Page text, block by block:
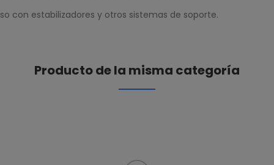
con estabilizadores y otros sistemas de soporte.
Producto de la misma categoría